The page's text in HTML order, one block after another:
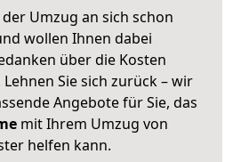
Umzug an sich schon
wollen Ihnen dabei
über die Kosten
Sie sich zurück – wir
Angebote für Sie, das
mit Ihrem Umzug von
helfen kann.